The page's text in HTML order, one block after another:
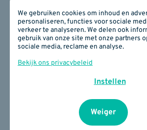
Zijdelingsestraat 28 -
016 78 17 40
E-mail:
instellingen
We gebruiken cookies om inhoud en
personaliseren, functies voor sociale
verkeer te analyseren. We delen ook
gebruik van onze site met onze partners
sociale media, reclame en analyse.
Bekijk ons privacybeleid
Instellen
Weiger